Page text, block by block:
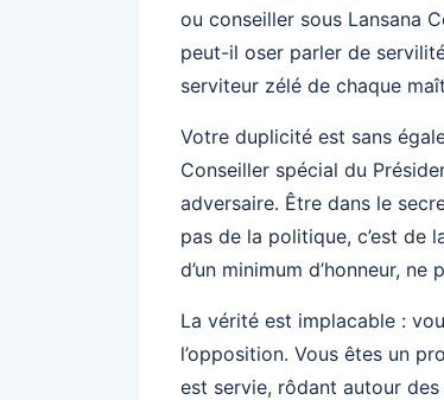
ou conseiller sous Lansana
peut-il oser parler de
serviteur zélé de chaque
Votre duplicité est sans
Conseiller spécial du
adversaire. Être dans le
pas de la politique, c’est de
d’un minimum d’honneur,
La vérité est implacable :
l’opposition. Vous êtes un
est servie, rôdant autour